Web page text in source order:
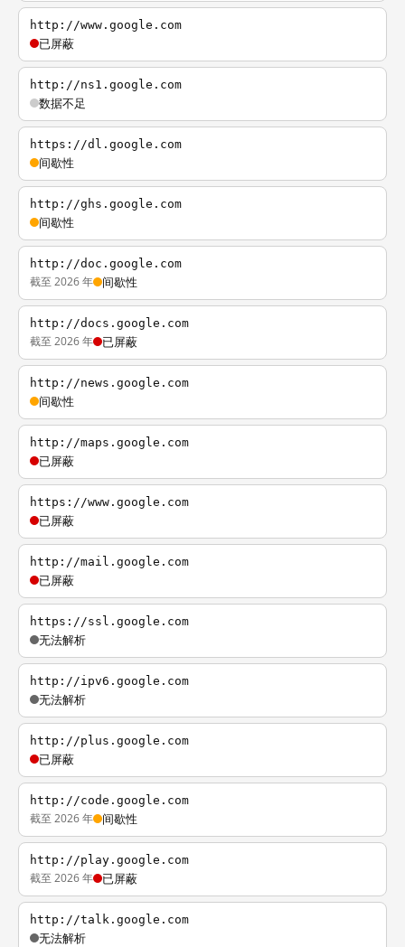
http://www.google.com
已屏蔽
http://ns1.google.com
数据不足
https://dl.google.com
间歇性
http://ghs.google.com
间歇性
http://doc.google.com
截至 2026 年 间歇性
http://docs.google.com
截至 2026 年 已屏蔽
http://news.google.com
间歇性
http://maps.google.com
已屏蔽
https://www.google.com
已屏蔽
http://mail.google.com
已屏蔽
https://ssl.google.com
无法解析
http://ipv6.google.com
无法解析
http://plus.google.com
已屏蔽
http://code.google.com
截至 2026 年 间歇性
http://play.google.com
截至 2026 年 已屏蔽
http://talk.google.com
无法解析